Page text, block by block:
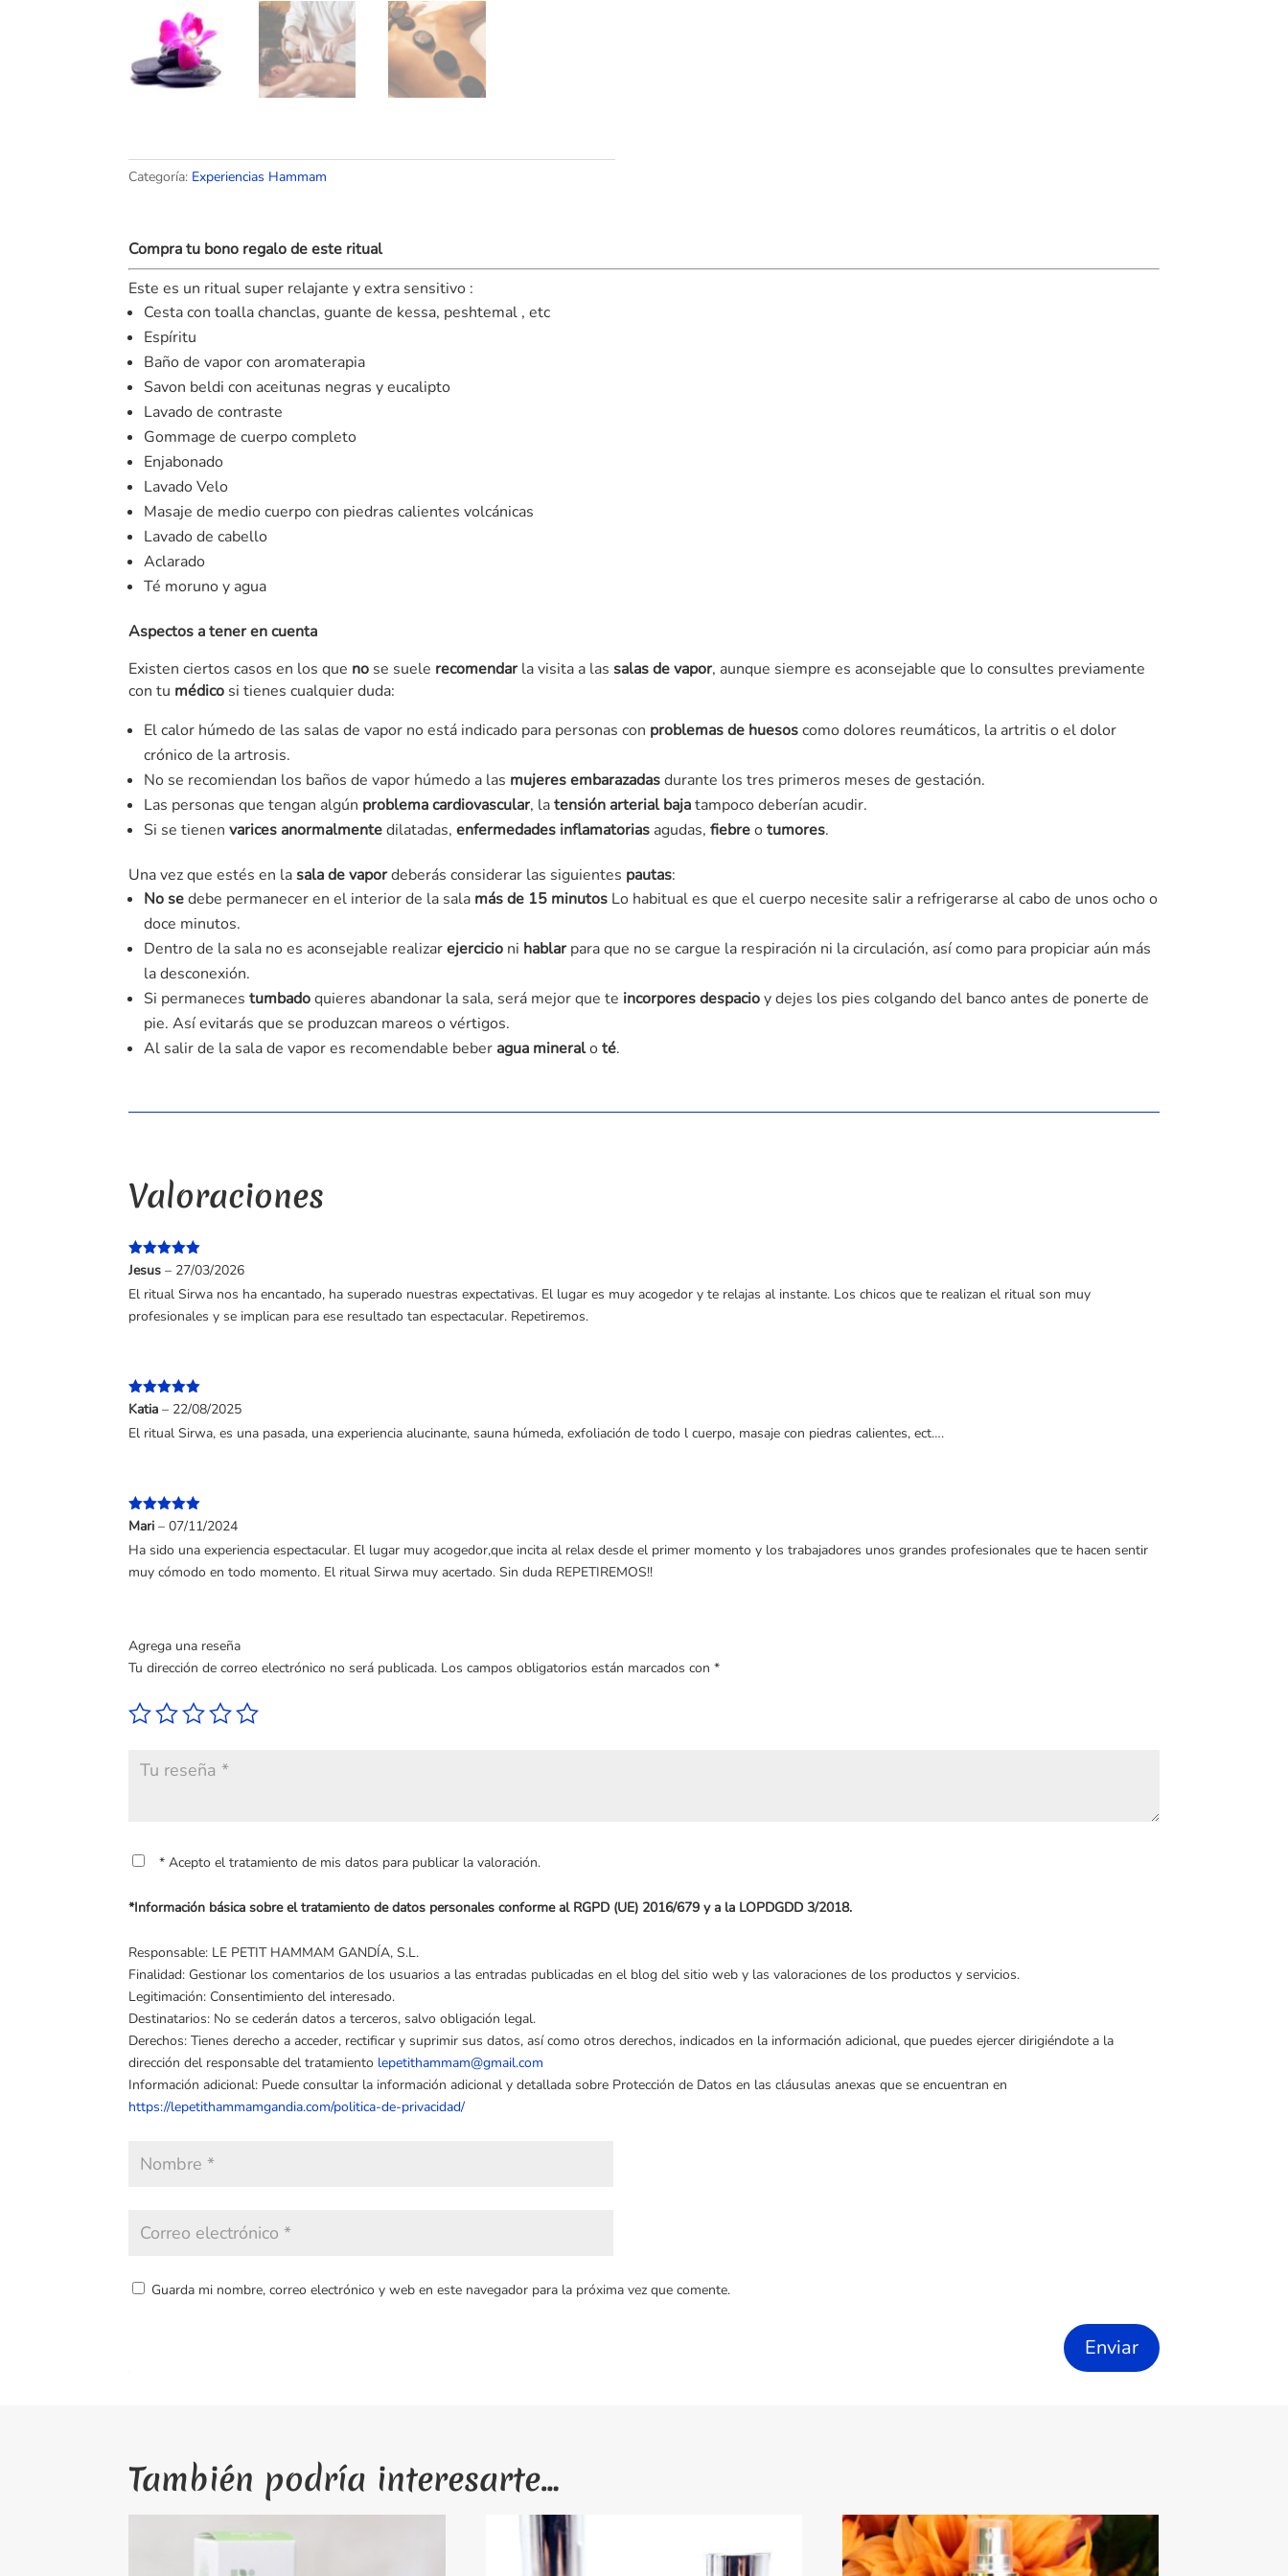
Categoría: Experiencias Hammam
Compra tu bono regalo de este ritual
Este es un ritual super relajante y extra sensitivo :
Cesta con toalla chanclas, guante de kessa, peshtemal , etc
Espíritu
Baño de vapor con aromaterapia
Savon beldi con aceitunas negras y eucalipto
Lavado de contraste
Gommage de cuerpo completo
Enjabonado
Lavado Velo
Masaje de medio cuerpo con piedras calientes volcánicas
Lavado de cabello
Aclarado
Té moruno y agua
Aspectos a tener en cuenta
Existen ciertos casos en los que no se suele recomendarla visita a lassalas de vapor, aunque siempre es aconsejable que lo consultes previamente
con tu médico si tienes cualquier duda:
El calor húmedo de las salas de vapor no está indicado para personas con problemas de huesoscomo dolores reumáticos, la artritis o el dolor
crónico de la artrosis.
No se recomiendan los baños de vapor húmedo a las mujeres embarazadasdurante los tres primeros meses de gestación.
Las personas que tengan algún problema cardiovascular, latensión arterial bajatampoco deberían acudir.
Si se tienenvarices anormalmentedilatadas,enfermedades inflamatorias agudas,fiebreotumores.
Una vez que estés en lasala de vapordeberás considerar las siguientes pautas:
No sedebe permanecer en el interior de la sala más de 15 minutos Lo habitual es que el cuerpo necesite salir a refrigerarse al cabo de unos ocho o
doce minutos.
Dentro de la sala no es aconsejable realizarejercicio ni hablarpara que no se cargue la respiración ni la circulación, así como para propiciar aún más
la desconexión.
Si permanecestumbadoquieres abandonar la sala, será mejor que te incorpores despacioy dejes los pies colgando del banco antes de ponerte de
pie. Así evitarás que se produzcan mareos o vértigos.
Al salir de la sala de vapor es recomendable beber agua mineraloté.
Valoraciones
Valorado
de 5
Jesus– 27/03/2026
El ritual Sirwa nos ha encantado, ha superado nuestras expectativas. El lugar es muy acogedor y te relajas al instante. Los chicos que te realizan el ritual son muy
profesionales y se implican para ese resultado tan espectacular. Repetiremos.
Valorado
de 5
Katia– 22/08/2025
El ritual Sirwa, es una pasada, una experiencia alucinante, sauna húmeda, exfoliación de todo l cuerpo, masaje con piedras calientes, ect….
Valorado
de 5
Mari– 07/11/2024
Ha sido una experiencia espectacular. El lugar muy acogedor,que incita al relax desde el primer momento y los trabajadores unos grandes profesionales que te hacen sentir
muy cómodo en todo momento. El ritual Sirwa muy acertado. Sin duda REPETIREMOS!!
Agrega una reseña
Tu dirección de correo electrónico no será publicada. Los campos obligatorios están marcados con*
* Acepto el tratamiento de mis datos para publicar la valoración.
*Información básica sobre el tratamiento de datos personales conforme al RGPD (UE) 2016/679 y a la LOPDGDD 3/2018.
Responsable: LE PETIT HAMMAM GANDÍA, S.L.
Finalidad: Gestionar los comentarios de los usuarios a las entradas publicadas en el blog del sitio web y las valoraciones de los productos y servicios.
Legitimación: Consentimiento del interesado.
Destinatarios: No se cederán datos a terceros, salvo obligación legal.
Derechos: Tienes derecho a acceder, rectificar y suprimir sus datos, así como otros derechos, indicados en la información adicional, que puedes ejercer dirigiéndote a la
dirección del responsable del tratamiento lepetithammam@gmail.com
Información adicional: Puede consultar la información adicional y detallada sobre Protección de Datos en las cláusulas anexas que se encuentran en
https://lepetithammamgandia.com/politica-de-privacidad/
Guarda mi nombre, correo electrónico y web en este navegador para la próxima vez que comente.
Enviar
También podría interesarte…